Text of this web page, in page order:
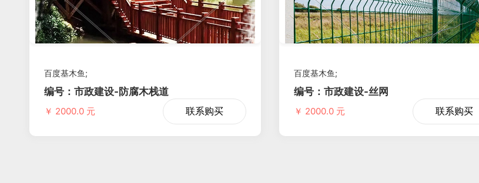
百度基木鱼;
编号：市政建设-防腐木栈道
￥ 2000.0 元 联系购买
百度基木鱼;
编号：市政建设-丝网
￥ 2000.0 元 联系购买